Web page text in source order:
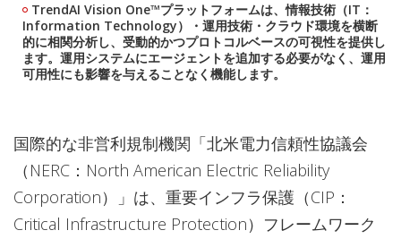
TrendAI Vision One™プラットフォームは、情報技術（IT：
Information Technology）・運用技術・クラウド環境を横断
的に相関分析し、受動的かつプロトコルベースの可視性を提供し
ます。運用システムにエージェントを追加する必要がなく、運用
可用性にも影響を与えることなく機能します。
国際的な非営利規制機関「北米電力信頼性協議会
（NERC：North American Electric Reliability
Corporation）」は、重要インフラ保護（CIP：
Critical Infrastructure Protection）フレームワーク